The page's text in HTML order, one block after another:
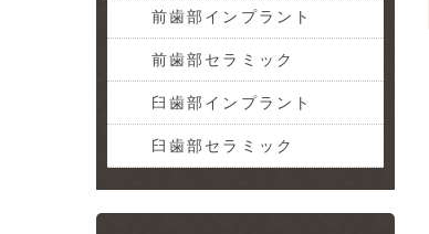
前歯部インプラント
前歯部セラミック
臼歯部インプラント
臼歯部セラミック